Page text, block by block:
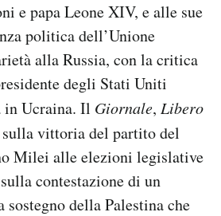
e papa Leone XIV, e alle sue
politica dell’Unione
alla Russia, con la critica
degli Stati Uniti
in Ucraina. Il Giornale, Libero
vittoria del partito del
Milei alle elezioni legislative
contestazione di un
della Palestina che